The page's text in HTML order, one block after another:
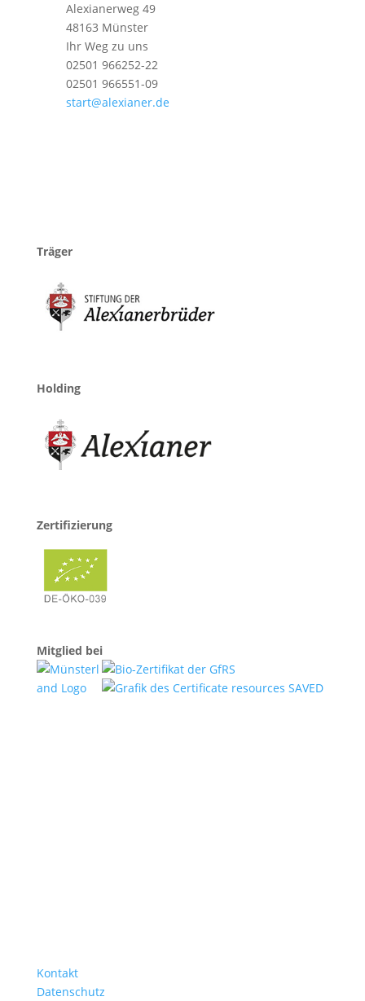
Alexianerweg 49
48163 Münster
Ihr Weg zu uns
02501 966252-22
02501 966551-09
start@alexianer.de
Träger
Holding
Zertifizierung
Mitglied bei
Kontakt
Datenschutz